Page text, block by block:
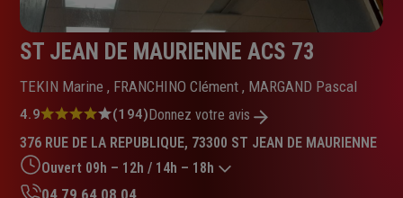
ST JEAN DE MAURIENNE ACS 73
TEKIN Marine , FRANCHINO Clément , MARGAND Pascal
Note
4.9
sur
5
4.9 (194)Donnez votre avis
376 RUE DE LA REPUBLIQUE, 73300 ST JEAN DE MAURIENNE
Ouvert 09h – 12h / 14h – 18h
04 79 64 08 04